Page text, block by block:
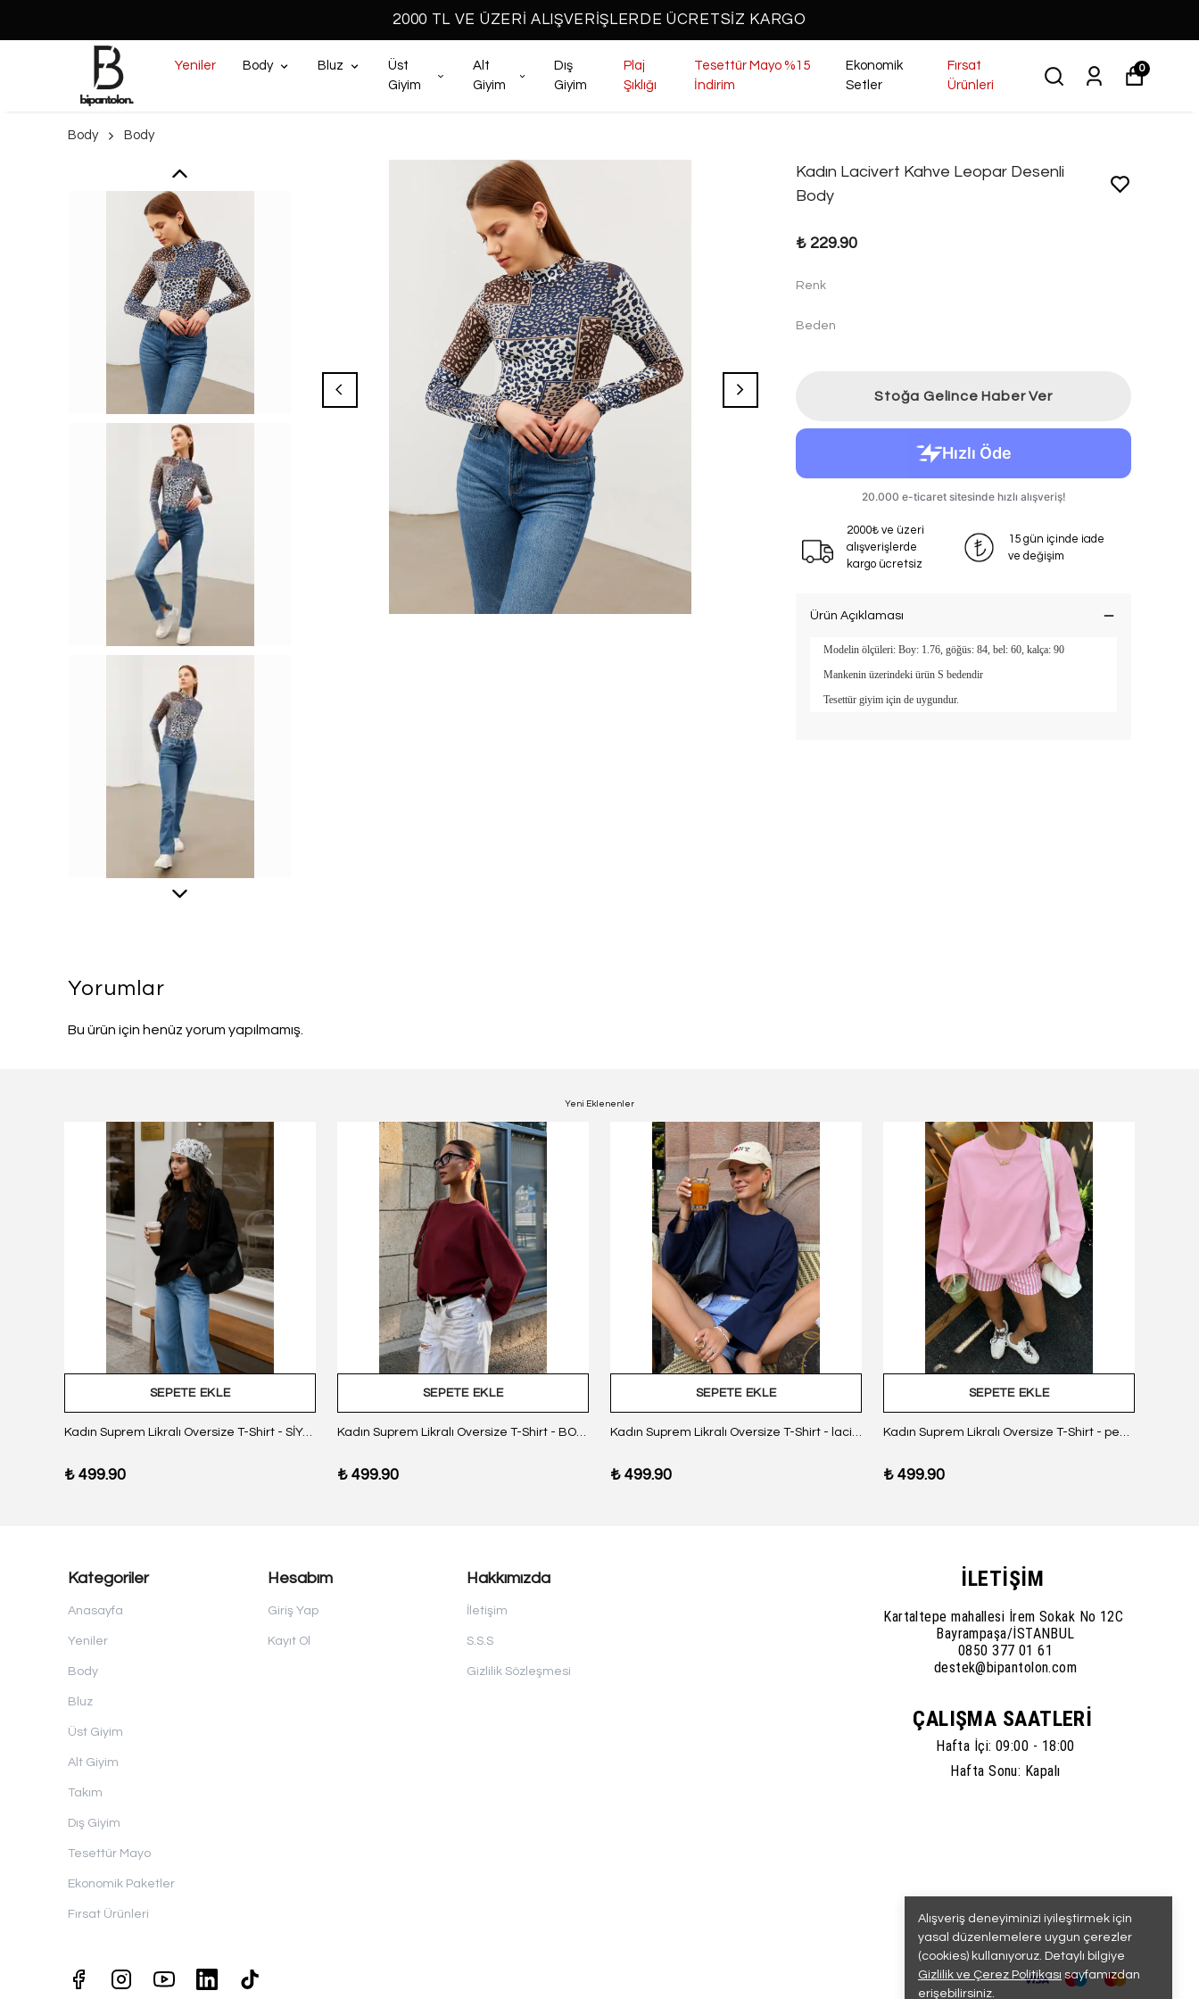
2000 TL VE ÜZERİ ALIŞVERİŞLERDE ÜCRETSİZ KARGO
Yeniler Body Bluz
Üst
Giyim
Alt
Giyim
Dış
Giyim
Plaj
Şıklığı
Tesettür Mayo %15
İndirim
Ekonomik
Setler
Fırsat
Ürünleri
0
Alışveriş deneyiminizi iyileştirmek için
yasal düzenlemelere uygun çerezler
(cookies) kullanıyoruz. Detaylı bilgiye
Gizlilik ve Çerez Politikası sayfamızdan
erişebilirsiniz.
Body Body
Kadın Lacivert Kahve Leopar Desenli
Body
₺ 229.90
Renk
Beden
Stoğa Gelince Haber Ver
2000₺ ve üzeri
alışverişlerde
kargo ücretsiz
15 gün içinde iade
ve değişim
Ürün Açıklaması
Modelin ölçüleri: Boy: 1.76, göğüs: 84, bel: 60, kalça: 90
Mankenin üzerindeki ürün S bedendir
Tesettür giyim için de uygundur.
Yorumlar
Bu ürün için henüz yorum yapılmamış.
Yeni Eklenenler
SEPETE EKLE
Kadın Suprem Likralı Oversize T-Shirt - SİYAH
₺ 499.90
SEPETE EKLE
Kadın Suprem Likralı Oversize T-Shirt - BORDO
₺ 499.90
SEPETE EKLE
Kadın Suprem Likralı Oversize T-Shirt - lacivert
₺ 499.90
SEPETE EKLE
Kadın Suprem Likralı Oversize T-Shirt - pembe
₺ 499.90
Kategoriler
Anasayfa
Yeniler
Body
Bluz
Üst Giyim
Alt Giyim
Takım
Dış Giyim
Tesettür Mayo
Ekonomik Paketler
Fırsat Ürünleri
Hesabım
Giriş Yap
Kayıt Ol
Hakkımızda
İletişim
S.S.S
Gizlilik Sözleşmesi
İLETİŞİM
Kartaltepe mahallesi İrem Sokak No 12C
Bayrampaşa/İSTANBUL
0850 377 01 61
destek@bipantolon.com
ÇALIŞMA SAATLERİ
Hafta İçi: 09:00 - 18:00
Hafta Sonu: Kapalı